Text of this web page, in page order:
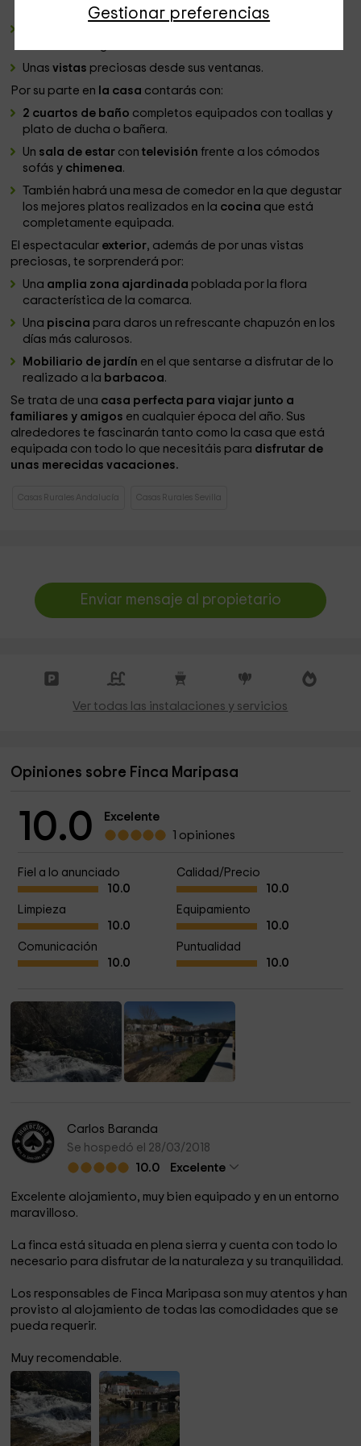
Gestionar preferencias
pertenencias.
Unasvistas preciosas desde sus ventanas.
Por su parte en la casa contarás con:
2 cuartos de baño completos equipados con toallas y
plato de ducha o bañera.
Un sala de estar contelevisiónfrente a los cómodos
sofás y chimenea.
También habrá una mesa de comedor en la que degustar
los mejores platos realizados en la cocina que está
completamente equipada.
El espectacular exterior, además de por unas vistas
preciosas, te sorprenderá por:
Una amplia zona ajardinada poblada por la flora
característica de la comarca.
Una piscina para daros un refrescante chapuzón en los
días más calurosos.
Mobiliario de jardín en el que sentarse a disfrutar de lo
realizado a la barbacoa.
Se trata de una casa perfecta para viajar junto a
familiares y amigos en cualquier época del año. Sus
alrededores te fascinarán tanto como la casa que está
equipada con todo lo que necesitáis para disfrutar de
unas merecidas vacaciones.
Casas Rurales Andalucía Casas Rurales Sevilla
Enviar mensaje al propietario
Ver todas las instalaciones y servicios
Opiniones sobre Finca Maripasa
10.0
Excelente
1 opiniones
Fiel a lo anunciado
10.0
Calidad/Precio
10.0
Limpieza
10.0
Equipamiento
10.0
Comunicación
10.0
Puntualidad
10.0
Carlos Baranda
Se hospedó el 28/03/2018
10.0
Excelente
Excelente alojamiento, muy bien equipado y en un entorno
maravilloso.
La finca está situada en plena sierra y cuenta con todo lo
necesario para disfrutar de la naturaleza y su tranquilidad.
Los responsables de Finca Maripasa son muy atentos y han
provisto al alojamiento de todas las comodidades que se
pueda requerir.
Muy recomendable.